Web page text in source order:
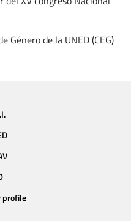
Género de la UNED (CEG)
profile